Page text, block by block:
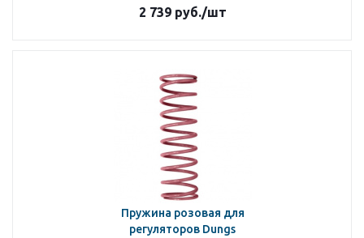
2 739руб./шт
Пружина розовая для
регуляторов Dungs